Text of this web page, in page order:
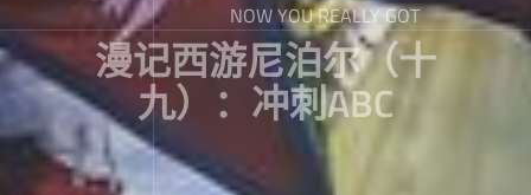
NOW YOU REALLY GOT
漫记西游尼泊尔（十
九）：冲刺ABC